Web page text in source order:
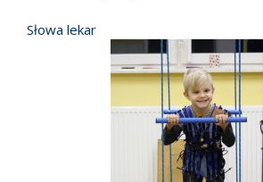
Słowa lekar